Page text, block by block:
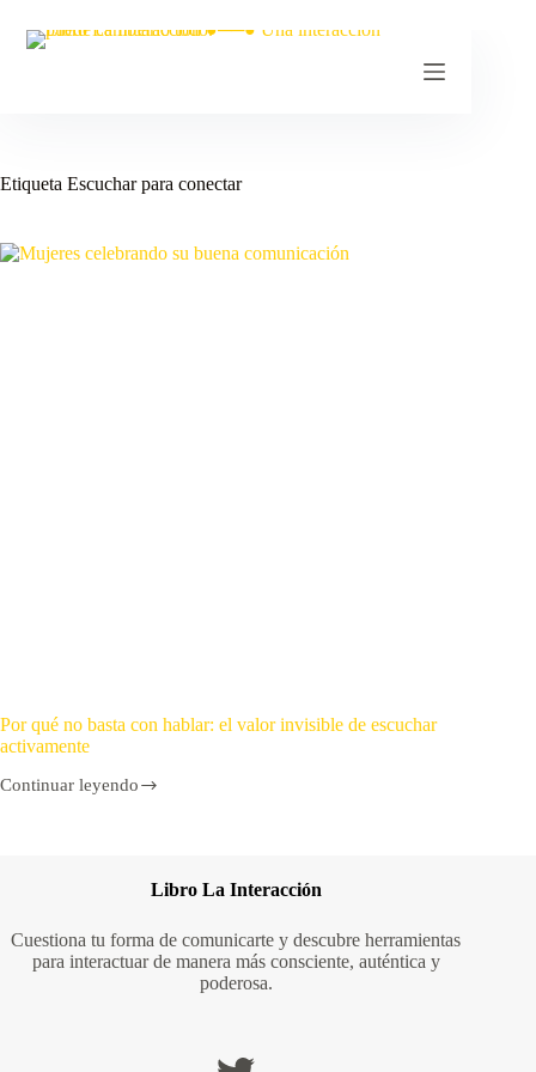
Etiqueta Escuchar para conectar
Por qué no basta con hablar: el valor invisible de escuchar
activamente
Continuar leyendo
Libro La Interacción
Cuestiona tu forma de comunicarte y descubre herramientas
para interactuar de manera más consciente, auténtica y
poderosa.